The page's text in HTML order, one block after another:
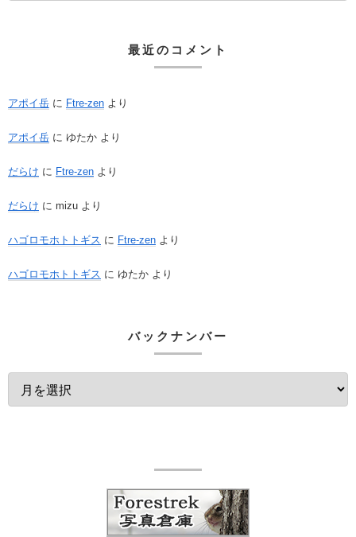
最近のコメント
アポイ岳 に Ftre-zen より
アポイ岳 に ゆたか より
だらけ に Ftre-zen より
だらけ に mizu より
ハゴロモホトトギス に Ftre-zen より
ハゴロモホトトギス に ゆたか より
バックナンバー